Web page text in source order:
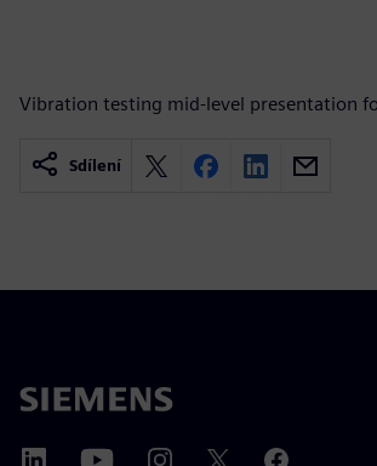
Vibration testing mid-level presentation
Sdílení